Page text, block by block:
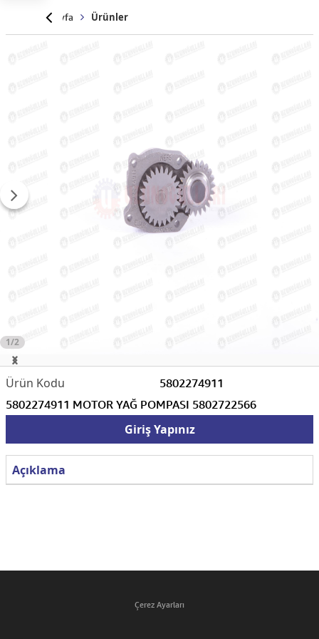
Anasayfa Ürünler
1/2
5802274911
5802274911 MOTOR YAĞ POMPASI 5802722566
Giriş Yapınız
Açıklama
Çerez Ayarları